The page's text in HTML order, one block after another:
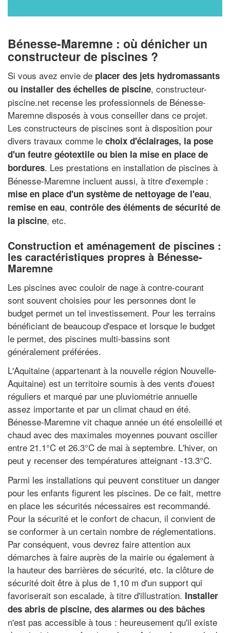
Bénesse-Maremne : où dénicher un
constructeur de piscines ?
Si vous avez envie de placer des jets hydromassants
ou installer des échelles de piscine, constructeur-
piscine.net recense les professionnels de Bénesse-
Maremne disposés à vous conseiller dans ce projet.
Les constructeurs de piscines sont à disposition pour
divers travaux comme le choix d'éclairages, la pose
d'un feutre géotextile ou bien la mise en place de
bordures. Les prestations en installation de piscines à
Bénesse-Maremne incluent aussi, à titre d'exemple :
mise en place d'un système de nettoyage de l'eau,
remise en eau, contrôle des éléments de sécurité de
la piscine, etc.
Construction et aménagement de piscines :
les caractéristiques propres à Bénesse-
Maremne
Les piscines avec couloir de nage à contre-courant
sont souvent choisies pour les personnes dont le
budget permet un tel investissement. Pour les terrains
bénéficiant de beaucoup d'espace et lorsque le budget
le permet, des piscines multi-bassins sont
généralement préférées.
L'Aquitaine (appartenant à la nouvelle région Nouvelle-
Aquitaine) est un territoire soumis à des vents d'ouest
réguliers et marqué par une pluviométrie annuelle
assez importante et par un climat chaud en été.
Bénesse-Maremne vit chaque année un été ensoleillé et
chaud avec des maximales moyennes pouvant osciller
entre 21.1°C et 26.3°C de mai à septembre. L'hiver, on
peut y recenser des températures atteignant -13.3°C.
Parmi les installations qui peuvent constituer un danger
pour les enfants figurent les piscines. De ce fait, mettre
en place les sécurités nécessaires est recommandé.
Pour la sécurité et le confort de chacun, il convient de
se conformer à un certain nombre de réglementations.
Par conséquent, vous devrez faire attention aux
démarches à faire auprès de la mairie ou également à
la hauteur des barrières de sécurité, etc. la clôture de
sécurité doit être à plus de 1,10 m d'un support qui
favoriserait son escalade, à titre d'illustration. Installer
des abris de piscine, des alarmes ou des bâches
n'est pas accessible à tous : heureusement qu'il existe